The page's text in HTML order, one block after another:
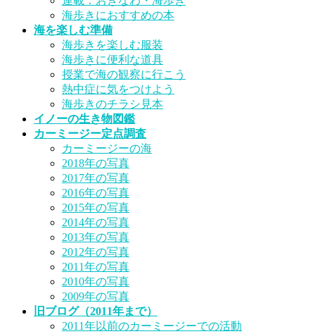
海歩きにおすすめの本
海を楽しむ準備
海歩きを楽しむ服装
海歩きに便利な道具
授業で海の観察に行こう
熱中症に気をつけよう
海歩きのチラシ見本
イノーの生き物図鑑
カーミージー定点調査
カーミージーの海
2018年の写真
2017年の写真
2016年の写真
2015年の写真
2014年の写真
2013年の写真
2012年の写真
2011年の写真
2010年の写真
2009年の写真
旧ブログ（2011年まで）
2011年以前のカーミージーでの活動